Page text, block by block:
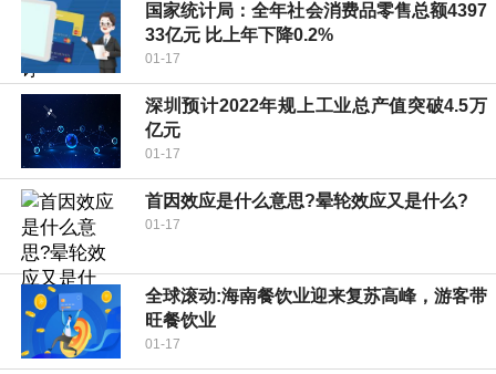
国家统计局：全年社会消费品零售总额4397
33亿元 比上年下降0.2%
01-17
深圳预计2022年规上工业总产值突破4.5万
亿元
01-17
首因效应是什么意思?晕轮效应又是什么?
01-17
全球滚动:海南餐饮业迎来复苏高峰，游客带
旺餐饮业
01-17